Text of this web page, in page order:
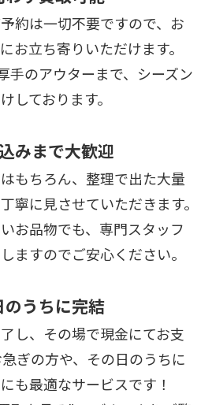
約は一切不要ですので、お
お立ち寄りいただけます。
手のアウターまで、シーズン
しております。
みまで大歓迎
もちろん、整理で出た大量
寧に見させていただきます。
お品物でも、専門スタッフ
ますのでご安心ください。
うちに完結
し、その場で現金にてお支
ぎの方や、その日のうちに
も最適なサービスです！